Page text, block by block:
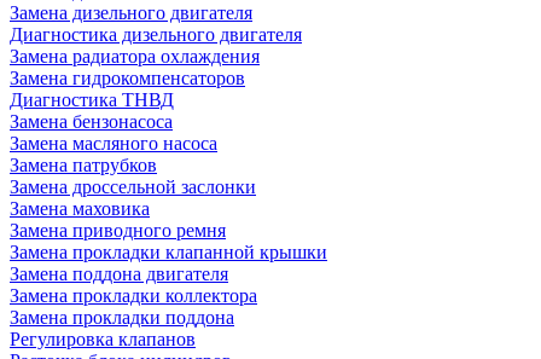
Замена дизельного двигателя
Диагностика дизельного двигателя
Замена радиатора охлаждения
Замена гидрокомпенсаторов
Диагностика ТНВД
Замена бензонасоса
Замена масляного насоса
Замена патрубков
Замена дроссельной заслонки
Замена маховика
Замена приводного ремня
Замена прокладки клапанной крышки
Замена поддона двигателя
Замена прокладки коллектора
Замена прокладки поддона
Регулировка клапанов